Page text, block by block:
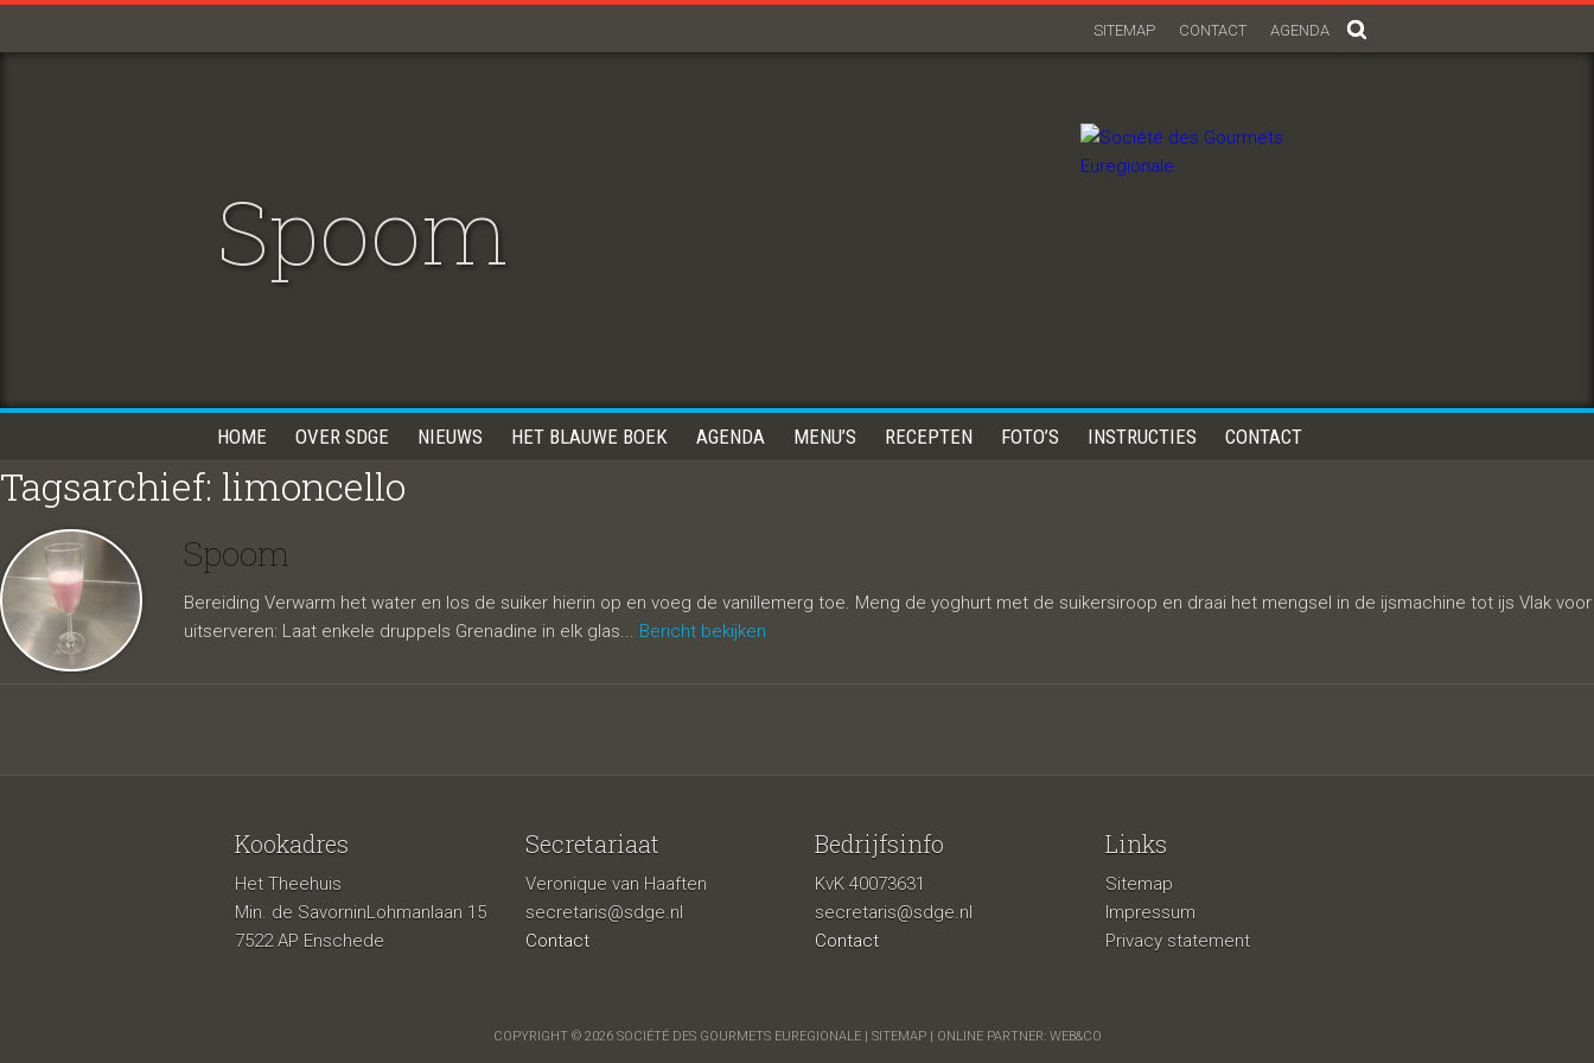
AGENDA
CONTACT
SITEMAP
Spoom
HOME OVER SDGE NIEUWS HET BLAUWE BOEK AGENDA MENU’S RECEPTEN FOTO’S INSTRUCTIES CONTACT
Tagsarchief: limoncello
Spoom
Bereiding Verwarm het water en los de suiker hierin op en voeg de vanillemerg toe. Meng de yoghurt met de suikersiroop en draai het mengsel in de ijsmachine tot ijs Vlak voor
uitserveren: Laat enkele druppels Grenadine in elk glas... Bericht bekijken
Kookadres
Het Theehuis
Min. de SavorninLohmanlaan 15
7522 AP Enschede
Secretariaat
Veronique van Haaften
secretaris@sdge.nl
Contact
Bedrijfsinfo
KvK 40073631
secretaris@sdge.nl
Contact
Links
Sitemap
Impressum
Privacy statement
COPYRIGHT © 2026 SOCIÉTÉ DES GOURMETS EUREGIONALE | SITEMAP| ONLINE PARTNER: WEB&CO